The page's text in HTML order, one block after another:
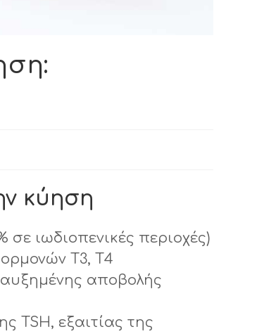
κύηση
σε ιωδιοπενικές περιοχές)
Τ3, Τ4
αποβολής
TSH, εξαιτίας της